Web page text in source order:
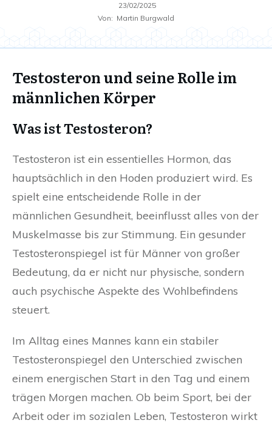
23/02/2025
Von: Martin Burgwald
Testosteron und seine Rolle im
männlichen Körper
Was ist Testosteron?
Testosteron ist ein essentielles Hormon, das
hauptsächlich in den Hoden produziert wird. Es
spielt eine entscheidende Rolle in der
männlichen Gesundheit, beeinflusst alles von der
Muskelmasse bis zur Stimmung. Ein gesunder
Testosteronspiegel ist für Männer von großer
Bedeutung, da er nicht nur physische, sondern
auch psychische Aspekte des Wohlbefindens
steuert.
Im Alltag eines Mannes kann ein stabiler
Testosteronspiegel den Unterschied zwischen
einem energischen Start in den Tag und einem
trägen Morgen machen. Ob beim Sport, bei der
Arbeit oder im sozialen Leben, Testosteron wirkt